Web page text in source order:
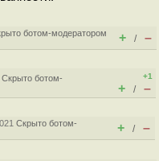
ботом-модератором
+ / –
Скрыто ботом-
+1
+ / –
Скрыто ботом-
+ / –